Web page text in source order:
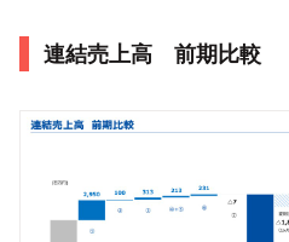
連結売上高 前期比較